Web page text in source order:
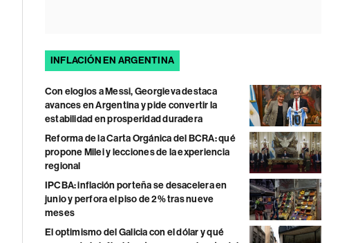
INFLACIÓN EN ARGENTINA
Con elogios a Messi, Georgieva destaca
avances en Argentina y pide convertir la
estabilidad en prosperidad duradera
Reforma de la Carta Orgánica del BCRA: qué
propone Milei y lecciones de la experiencia
regional
IPCBA: inflación porteña se desacelera en
junio y perfora el piso de 2% tras nueve
meses
El optimismo del Galicia con el dólar y qué